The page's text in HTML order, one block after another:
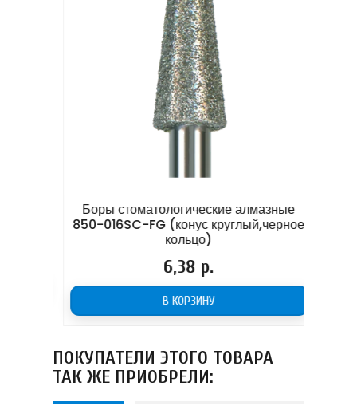
Боры стоматологические алмазные
850-016SC-FG (конус круглый,черное
кольцо)
Цена
6,38 р.
В КОРЗИНУ
ПОКУПАТЕЛИ ЭТОГО ТОВАРА
ТАК ЖЕ ПРИОБРЕЛИ: